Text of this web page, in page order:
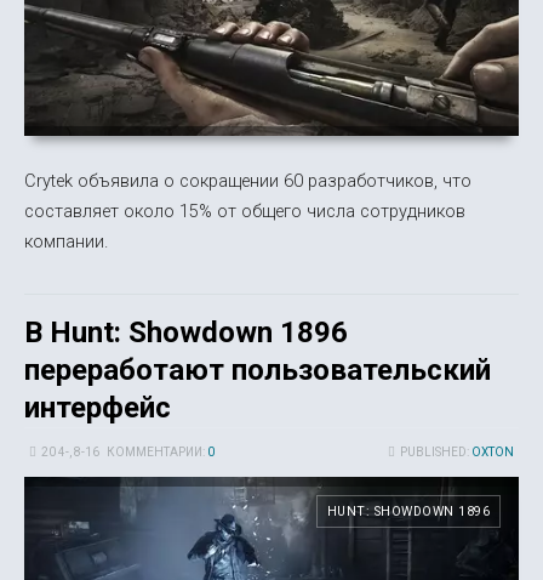
Crytek объявила о сокращении 60 разработчиков, что
составляет около 15% от общего числа сотрудников
компании.
В Hunt: Showdown 1896
переработают пользовательский
интерфейс
PUBLISHED: OXTON
20 4-, 8-16 КОММЕНТАРИИ: 0
HUNT: SHOWDOWN 1896